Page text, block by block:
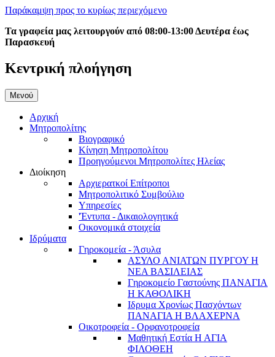
Παράκαμψη προς το κυρίως περιεχόμενο
Τα γραφεία μας λειτουργούν από 08:00-13:00 Δευτέρα έως
Παρασκευή
Κεντρική πλοήγηση
Μενού
Αρχική
Μητροπολίτης
Βιογραφικό
Κίνηση Μητροπολίτου
Προηγούμενοι Μητροπολίτες Ηλείας
Διοίκηση
Αρχιερατκοί Επίτροποι
Μητροπολιτικό Συμβούλιο
Υπηρεσίες
'Έντυπα - Δικαιολογητικά
Οικονομικά στοιχεία
Ιδρύματα
Γηροκομεία - Άσυλα
ΑΣΥΛΟ ΑΝΙΑΤΩΝ ΠΥΡΓΟΥ Η
ΝΕΑ ΒΑΣΙΛΕΙΑΣ
Γηροκομείο Γαστούνης ΠΑΝΑΓΙΑ
Η ΚΑΘΟΛΙΚΗ
Ιδρυμα Χρονίως Πασχόντων
ΠΑΝΑΓΙΑ Η ΒΛΑΧΕΡΝΑ
Οικοτροφεία - Ορφανοτροφεία
Μαθητική Εστία Η ΑΓΙΑ
ΦΙΛΟΘΕΗ